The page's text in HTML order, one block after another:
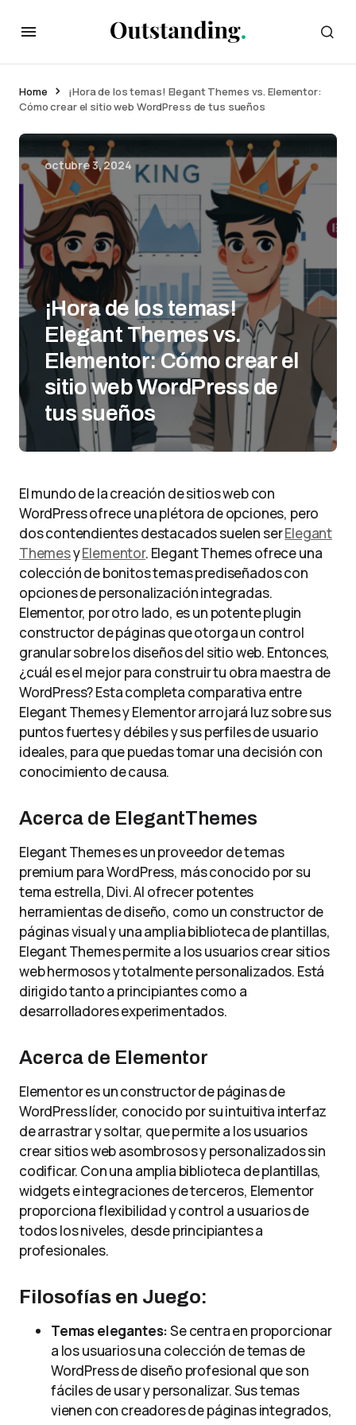
Home
¡Hora de los temas! Elegant Themes vs. Elementor:
Cómo crear el sitio web WordPress de tus sueños
octubre 3, 2024
¡Hora de los temas!
Elegant Themes vs.
Elementor: Cómo crear el
sitio web WordPress de
tus sueños
El mundo de la creación de sitios web con
WordPress ofrece una plétora de opciones, pero
dos contendientes destacados suelen serElegant
ThemesyElementor. Elegant Themes ofrece una
colección de bonitos temas prediseñados con
opciones de personalización integradas.
Elementor, por otro lado, es un potente plugin
constructor de páginas que otorga un control
granular sobre los diseños del sitio web. Entonces,
¿cuál es el mejor para construir tu obra maestra de
WordPress? Esta completa comparativa entre
Elegant Themes y Elementor arrojará luz sobre sus
puntos fuertes y débiles y sus perfiles de usuario
ideales, para que puedas tomar una decisión con
conocimiento de causa.
Acerca de ElegantThemes
Elegant Themes es un proveedor de temas
premium para WordPress, más conocido por su
tema estrella, Divi. Al ofrecer potentes
herramientas de diseño, como un constructor de
páginas visual y una amplia biblioteca de plantillas,
Elegant Themes permite a los usuarios crear sitios
web hermosos y totalmente personalizados. Está
dirigido tanto a principiantes como a
desarrolladores experimentados.
Acerca de Elementor
Elementor es un constructor de páginas de
WordPress líder, conocido por su intuitiva interfaz
de arrastrar y soltar, que permite a los usuarios
crear sitios web asombrosos y personalizados sin
codificar. Con una amplia biblioteca de plantillas,
widgets e integraciones de terceros, Elementor
proporciona flexibilidad y control a usuarios de
todos los niveles, desde principiantes a
profesionales.
Filosofías en Juego:
Temas elegantes:Se centra en proporcionar
a los usuarios una colección de temas de
WordPress de diseño profesional que son
fáciles de usar y personalizar. Sus temas
vienen con creadores de páginas integrados,